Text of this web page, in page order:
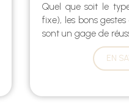
Quel que soit le
fixe), les bons
sont un gage de
EN